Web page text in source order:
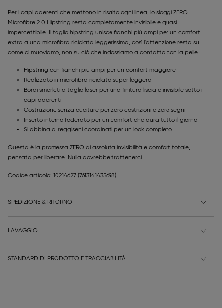
Per i capi aderenti che mettono in risalto ogni linea, lo sloggi ZERO
Microfibre 2.0 Hipstring resta completamente invisibile e quasi
impercettibile. Il taglio hipstring unisce fianchi più ampi per un comfort
extra a una microfibra riciclata leggerissima, così l'attenzione resta su
come ci muoviamo, non su ciò che indossiamo a contatto con la pelle.
Hipstring con fianchi più ampi per un comfort maggiore
Realizzato in microfibra riciclata super leggera
Bordi smerlati a taglio laser per una finitura liscia e invisibile sotto i
capi aderenti
Costruzione senza cuciture per zero costrizioni e zero segni
Inserto interno foderato per un comfort che dura tutto il giorno
Si abbina ai reggiseni coordinati per un look completo
Questa è la promessa ZERO di assoluta invisibilità e comfort totale,
pensata per liberare. Nulla dovrebbe trattenerci.
Codice articolo: 10214627 (7613141435698)
SPEDIZIONE & RITORNO
LAVAGGIO
STANDARD DI PRODOTTO E TRACCIABILITÀ